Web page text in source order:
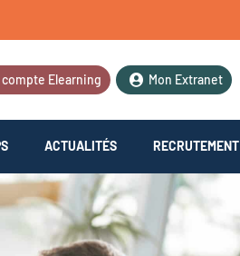
compte Elearning Mon Extranet
ACTUALITÉS RECRUTEMENT